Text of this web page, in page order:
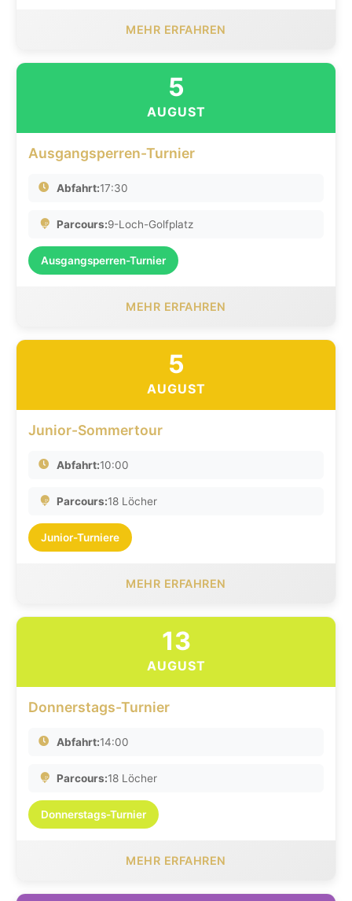
MEHR ERFAHREN
5
AUGUST
Ausgangsperren-Turnier
Abfahrt:17:30
Parcours:9-Loch-Golfplatz
Ausgangsperren-Turnier
MEHR ERFAHREN
5
AUGUST
Junior-Sommertour
Abfahrt:10:00
Parcours:18 Löcher
Junior-Turniere
MEHR ERFAHREN
13
AUGUST
Donnerstags-Turnier
Abfahrt:14:00
Parcours:18 Löcher
Donnerstags-Turnier
MEHR ERFAHREN